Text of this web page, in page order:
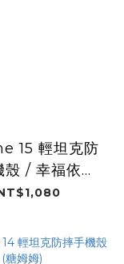
15 輕坦克防
殼 / 幸福依靠
(糖姆姆)